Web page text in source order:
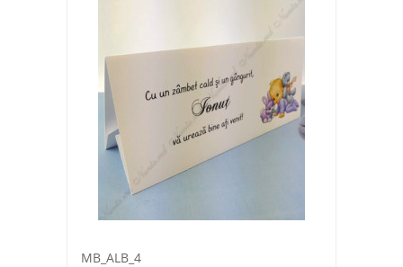
MB_ALB_4